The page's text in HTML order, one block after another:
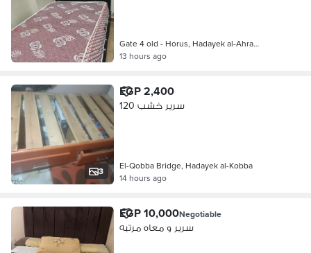
Gate 4 old - Horus, Hadayek al-Ahra…
13 hours ago
3
EGP 2,400
سرير خشب 120
El-Qobba Bridge, Hadayek al-Kobba
14 hours ago
EGP 10,000Negotiable
سرير و معاه مرتبه